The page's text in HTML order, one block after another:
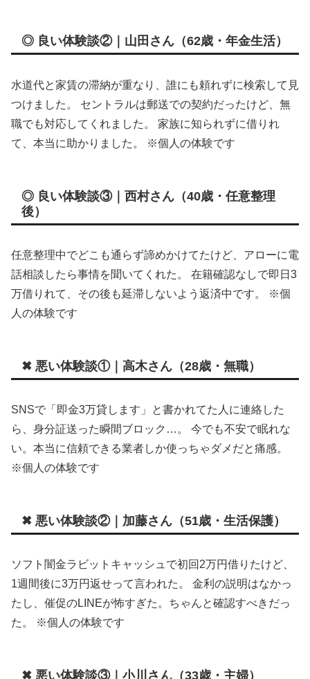
◎ 良い体験談②｜山田さん（62歳・年金生活）
水道代と家賃の滞納が重なり、誰にも頼れずに検索して見
つけました。 セントラルは郵送での契約だったけど、無
職でも対応してくれました。 家族に知られずに借りれ
て、本当に助かりました。 ※個人の体験です
◎ 良い体験談③｜西村さん（40歳・任意整理
後）
任意整理中でどこも通らず諦めかけてたけど、アローに電
話相談したら事情を聞いてくれた。 在籍確認なしで即日3
万借りれて、その後も延滞しないよう返済中です。 ※個
人の体験です
✖ 悪い体験談①｜高木さん（28歳・無職）
SNSで「即金3万貸します」と書かれてた人に連絡した
ら、身分証送った瞬間ブロック…。 今でも不安で眠れな
い。本当に信頼できる業者しか使っちゃダメだと痛感。
※個人の体験です
✖ 悪い体験談②｜加藤さん（51歳・生活保護）
ソフト闇金ラビットキャッシュで初回2万円借りたけど、
1週間後に3万円返せって言われた。 金利の説明はなかっ
たし、催促のLINEが怖すぎた。ちゃんと確認すべきだっ
た。 ※個人の体験です
✖ 悪い体験談③｜小川さん（33歳・主婦）